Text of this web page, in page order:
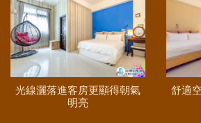
光線灑落進客房更顯得朝氣
明亮
舒適